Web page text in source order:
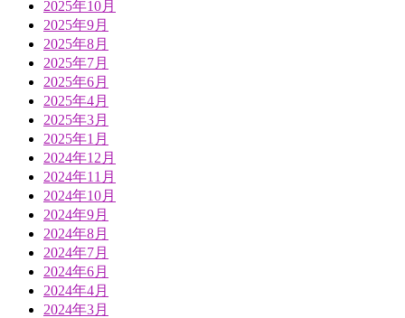
2025年10月
2025年9月
2025年8月
2025年7月
2025年6月
2025年4月
2025年3月
2025年1月
2024年12月
2024年11月
2024年10月
2024年9月
2024年8月
2024年7月
2024年6月
2024年4月
2024年3月